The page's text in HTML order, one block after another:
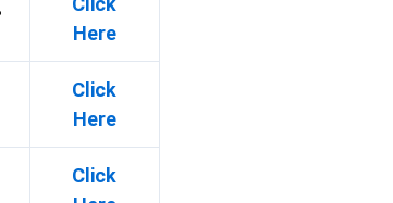
Here
Click
Here
Click